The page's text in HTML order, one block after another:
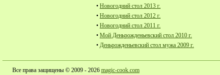
• Новогодний стол 2013 г.
• Новогодний стол 2012 г.
• Новогодний стол 2011 г.
• Мой Деньрожденьевский стол 2010 г.
• Деньрожденьевский стол мужа 2009 г.
Все права защищены © 2009 - 2026 magic-cook.com